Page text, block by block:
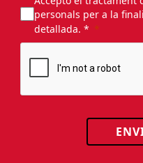
personals per a la
detallada. *